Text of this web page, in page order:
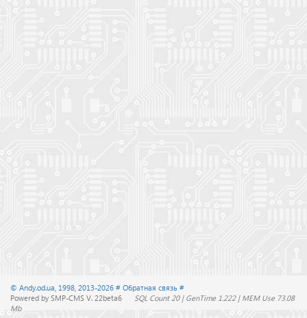
© Andy.od.ua, 1998, 2013-2026 # Обратная связь #
Powered by SMP-CMS V. 22beta6
SQL Count 20 | GenTime 1.222 | MEM Use 73.08
Mb